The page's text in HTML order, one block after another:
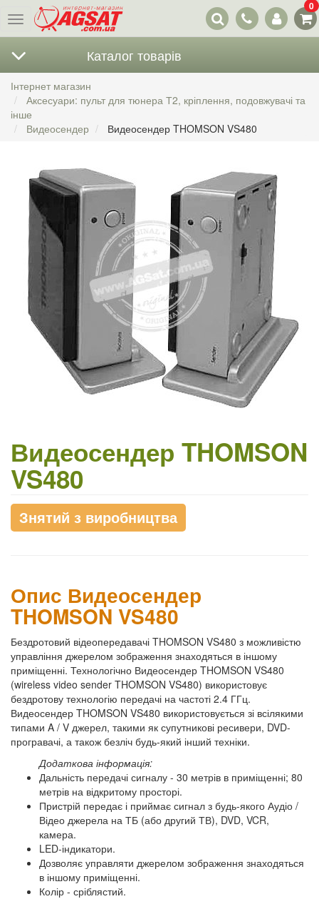
Меню
Наші
контакти
0
Каталог товарів
Інтернет магазин
Аксесуари: пульт для тюнера Т2, кріплення, подовжувачі та
інше
Видеосендер
Видеосендер THOMSON VS480
Видеосендер THOMSON
VS480
Знятий з виробництва
Опис Видеосендер
THOMSON VS480
Бездротовий відеопередавачі THOMSON VS480 з можливістю
управління джерелом зображення знаходяться в іншому
приміщенні. Технологічно Видеосендер THOMSON VS480
(wireless video sender THOMSON VS480) використовує
бездротову технологію передачі на частоті 2.4 ГГц.
Видеосендер THOMSON VS480 використовується зі всілякими
типами A / V джерел, такими як супутникові ресивери, DVD-
програвачі, а також безліч будь-який інший техніки.
Додаткова інформація:
Дальність передачі сигналу - 30 метрів в приміщенні; 80
метрів на відкритому просторі.
Пристрій передає і приймає сигнал з будь-якого Аудіо /
Відео джерела на ТБ (або другий ТВ), DVD, VCR,
камера.
LED-індикатори.
Дозволяє управляти джерелом зображення знаходяться
в іншому приміщенні.
Колір - сріблястий.